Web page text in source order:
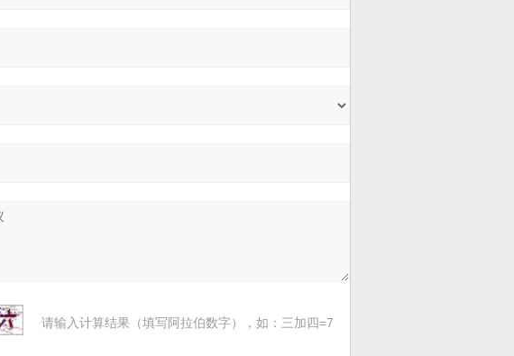
请输入计算结果（填写阿拉伯数字），如：三加四=7